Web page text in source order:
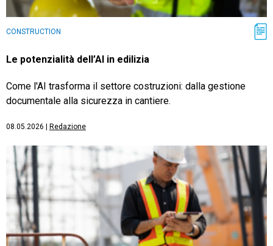
CONSTRUCTION
Le potenzialità dell’AI in edilizia
Come l'AI trasforma il settore costruzioni: dalla gestione
documentale alla sicurezza in cantiere.
08.05.2026 Redazione